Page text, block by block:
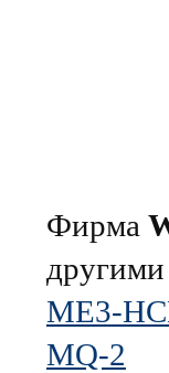
Фирма
ME3-
MQ-2